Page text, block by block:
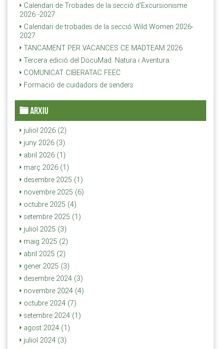
Calendari de Trobades de la secció d'Excursionisme
2026 -2027
Calendari de trobades de la secció Wild Women 2026-
2027
TANCAMENT PER VACANCES CE MADTEAM 2026
Tercera edició del DocuMad. Natura i Aventura.
COMUNICAT CIBERATAC FEEC
Formació de cuidadors de senders
ARXIU
juliol 2026 (2)
juny 2026 (3)
abril 2026 (1)
març 2026 (1)
desembre 2025 (1)
novembre 2025 (6)
octubre 2025 (4)
setembre 2025 (1)
juliol 2025 (3)
maig 2025 (2)
abril 2025 (2)
gener 2025 (3)
desembre 2024 (3)
novembre 2024 (4)
octubre 2024 (7)
setembre 2024 (1)
agost 2024 (1)
juliol 2024 (3)